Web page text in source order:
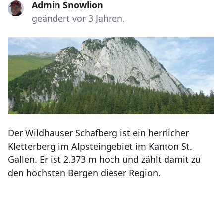
Admin Snowlion
geändert vor 3 Jahren.
Der Wildhauser Schafberg ist ein herrlicher
Kletterberg im Alpsteingebiet im Kanton St.
Gallen. Er ist 2.373 m hoch und zählt damit zu
den höchsten Bergen dieser Region.